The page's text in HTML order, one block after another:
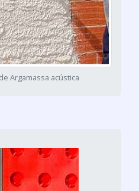
Argamassa acústica